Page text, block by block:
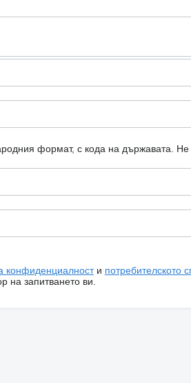
формат, с кода на държавата. Не
конфиденциалности потребителското
на запитването ви.